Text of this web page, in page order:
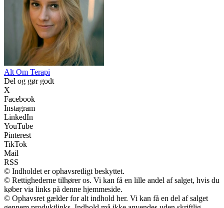
Alt Om Terapi
Del og gør godt
X
Facebook
Instagram
LinkedIn
YouTube
Pinterest
TikTok
Mail
RSS
© Indholdet er ophavsretligt beskyttet.
© Rettighederne tilhører os. Vi kan få en lille andel af salget, hvis du
køber via links på denne hjemmeside.
© Ophavsret gælder for alt indhold her. Vi kan få en del af salget